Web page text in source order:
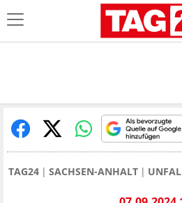
TAG24 SACHSEN-ANHALT